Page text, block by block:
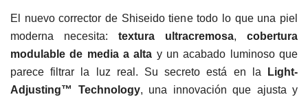
El nuevo corrector de Shiseido tiene todo lo que una piel
moderna necesita: textura ultracremosa, cobertura
modulable de media a alta y un acabado luminoso que
parece filtrar la luz real. Su secreto está en la
Light-
Adjusting™ Technology, una innovación que ajusta y